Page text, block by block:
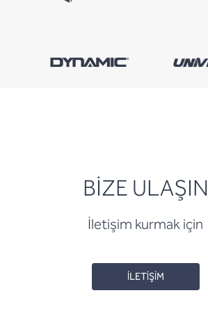
BİZE ULAŞIN
İletişim kurmak için
İLETİŞİM